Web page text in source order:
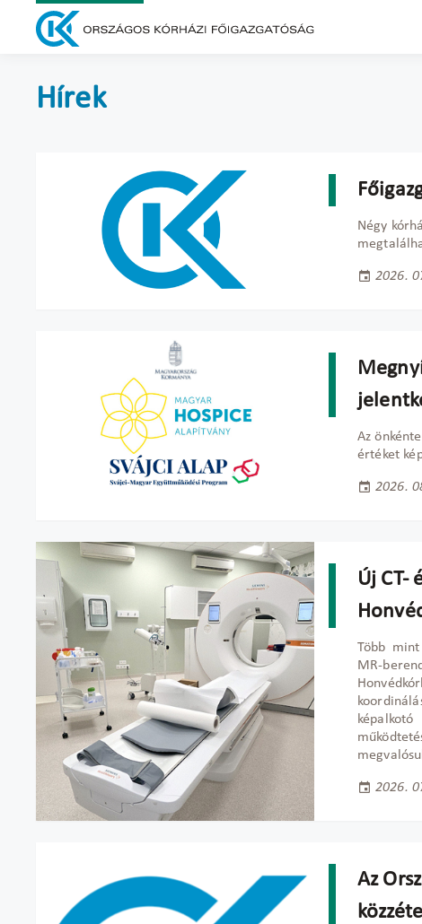
Hírek
Négy
2026.
Az
értéket
2026.
Új CT-
Több
MR-
2026.
Az